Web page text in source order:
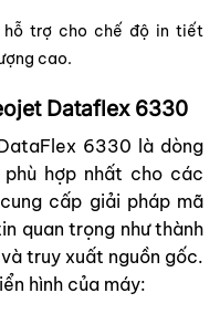
hỗ trợ cho chế độ in tiết
cao.
Dataflex 6330
6330 là dòng
hợp nhất cho các
cấp giải pháp mã
quan trọng như thành
truy xuất nguồn gốc.
hình của máy: